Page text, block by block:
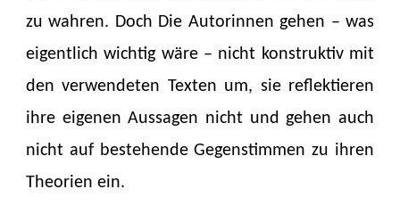
zu wahren. Doch Die Autorinnen gehen – was
eigentlich wichtig wäre – nicht konstruktiv mit
den verwendeten Texten um, sie reflektieren
ihre eigenen Aussagen nicht und gehen auch
nicht auf bestehende Gegenstimmen zu ihren
Theorien ein.